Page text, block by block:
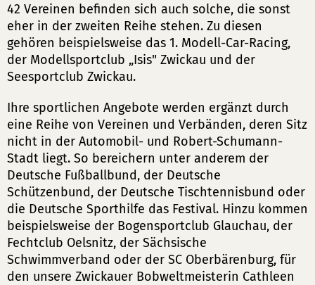
42 Vereinen befinden sich auch solche, die sonst
eher in der zweiten Reihe stehen. Zu diesen
gehören beispielsweise das 1. Modell-Car-Racing,
der Modellsportclub „Isis" Zwickau und der
Seesportclub Zwickau.
Ihre sportlichen Angebote werden ergänzt durch
eine Reihe von Vereinen und Verbänden, deren Sitz
nicht in der Automobil- und Robert-Schumann-
Stadt liegt. So bereichern unter anderem der
Deutsche Fußballbund, der Deutsche
Schützenbund, der Deutsche Tischtennisbund oder
die Deutsche Sporthilfe das Festival. Hinzu kommen
beispielsweise der Bogensportclub Glauchau, der
Fechtclub Oelsnitz, der Sächsische
Schwimmverband oder der SC Oberbärenburg, für
den unsere Zwickauer Bobweltmeisterin Cathleen